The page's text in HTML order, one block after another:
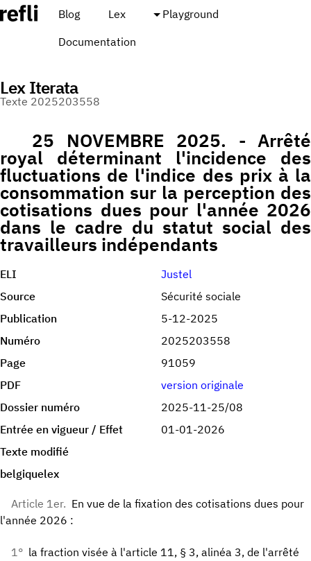
Blog Lex
Playground
Documentation
Lex Iterata
Texte 2025203558
25 NOVEMBRE 2025. - Arrêté
royal déterminant l'incidence des
fluctuations de l'indice des prix à la
consommation sur la perception des
cotisations dues pour l'année 2026
dans le cadre du statut social des
travailleurs indépendants
ELI
Justel
Source
Sécurité sociale
Publication
5-12-2025
Numéro
2025203558
Page
91059
PDF
version originale
Dossier numéro
2025-11-25/08
Entrée en vigueur / Effet
01-01-2026
Texte modifié
belgiquelex
Article 1er. En vue de la fixation des cotisations dues pour
l'année 2026 :
1° la fraction visée à l'article 11, § 3, alinéa 3, de l'arrêté